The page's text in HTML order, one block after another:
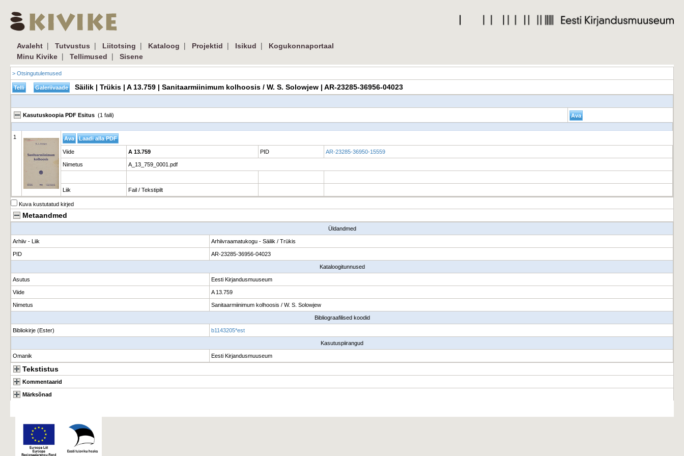
Avaleht | Tutvustus | Liitotsing | Kataloog | Projektid | Isikud |
Kogukonnaportaal
Minu Kivike | Tellimused | Sisene
> Otsingutulemused
Säilik | Trükis | A 13.759 | Sanitaarmiinimum kolhoosis / W. S. Solowjew | AR-23285-36956-04023
Kasutuskoopia PDF Esitus (1 faili)
1
Viide A 13.759 PID AR-23285-36950-15559
Nimetus A_13_759_0001.pdf
Liik Fail / Tekstipilt
Kuva kustutatud kirjed
Metaandmed
Üldandmed
Arhiiv - Liik Arhiivraamatukogu - Säilik / Trükis
PID AR-23285-36956-04023
Kataloogitunnused
Asutus Eesti Kirjandusmuuseum
Viide A 13.759
Nimetus Sanitaarmiinimum kolhoosis / W. S. Solowjew
Bibliograafilised koodid
Bibliokirje (Ester) b1143205*est
Kasutuspiirangud
Omanik Eesti Kirjandusmuuseum
Tekstistus
Kommentaarid
Märksõnad